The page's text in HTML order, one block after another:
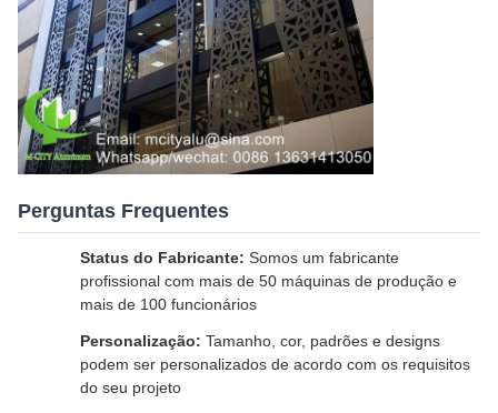
Perguntas Frequentes
Status do Fabricante: Somos um fabricante
profissional com mais de 50 máquinas de produção e
mais de 100 funcionários
Personalização: Tamanho, cor, padrões e designs
podem ser personalizados de acordo com os requisitos
do seu projeto